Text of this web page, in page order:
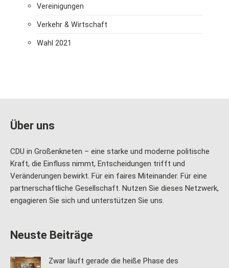
Vereinigungen
Verkehr & Wirtschaft
Wahl 2021
Über uns
CDU in Großenkneten – eine starke und moderne politische
Kraft, die Einfluss nimmt, Entscheidungen trifft und
Veränderungen bewirkt. Für ein faires Miteinander. Für eine
partnerschaftliche Gesellschaft. Nutzen Sie dieses Netzwerk,
engagieren Sie sich und unterstützen Sie uns.
Neuste Beiträge
Zwar läuft gerade die heiße Phase des